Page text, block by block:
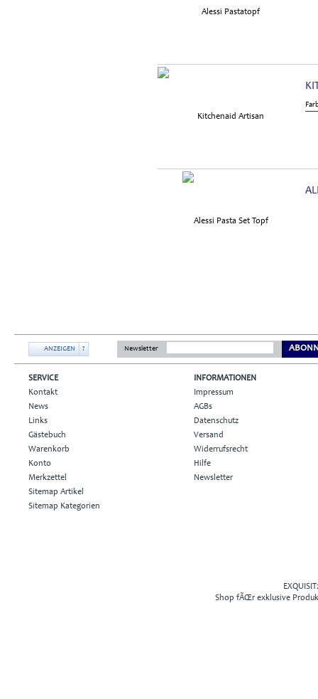
ANZEIGEN ? Newsletter
SERVICE
Kontakt
News
Links
Gästebuch
Warenkorb
Konto
Merkzettel
Sitemap Artikel
Sitemap Kategorien
INFORMATIONEN
Impressum
AGBs
Datenschutz
Versand
Widerrufsrecht
Hilfe
Newsletter
Shop fÃŒr exklusive